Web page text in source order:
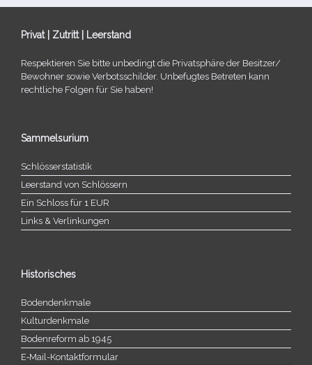
Privat | Zutritt | Leerstand
Respektieren Sie bitte unbe­dingt die Privatsphäre der Besitzer/​
Bewohner sowie Verbotsschilder. Unbefugtes Betreten kann
recht­li­che Folgen für Sie haben!
Sammelsurium
Schlösserstatistik
Leerstand von Schlössern
Ein Schloss für 1 EUR
Links & Verlinkungen
Historisches
Bodendenkmale
Kulturdenkmale
Bodenreform ab 1945
E‑Mail-​​Kontaktformular